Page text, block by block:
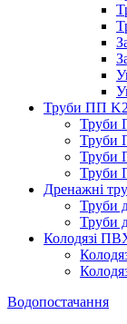
Труби ПП
Труби
Труби
Труби
Труби
Дренажні
Труби
Труби
Колодязі
Водопостачання